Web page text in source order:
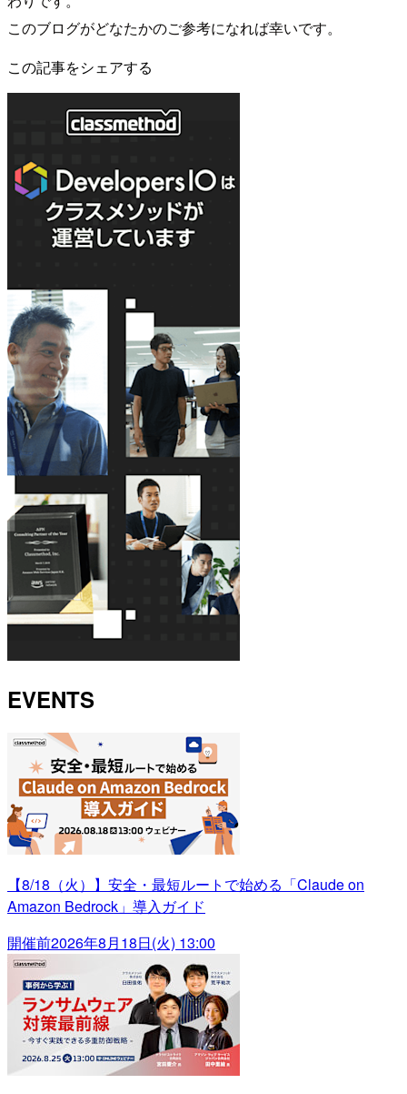
このブログがどなたかのご参考になれば幸いです。
この記事をシェアする
EVENTS
【8/18（火）】安全・最短ルートで始める「Claude on
Amazon Bedrock」導入ガイド
開催前2026年8月18日(火) 13:00